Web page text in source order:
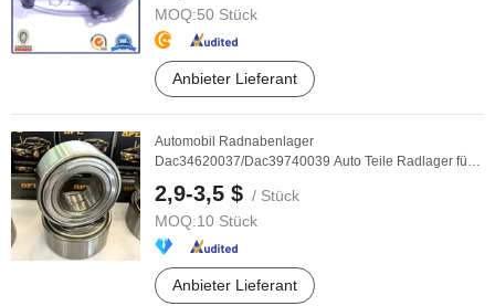
MOQ:50 Stück
Anbieter Lieferant
Automobil Radnabenlager
Dac34620037/Dac39740039 Auto Teile Radlager für
Fabrikdirektlieferung
2,9-3,5 $ / Stück
MOQ:10 Stück
Anbieter Lieferant